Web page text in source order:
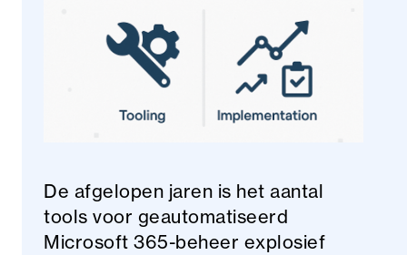
De afgelopen jaren is het aantal
tools voor geautomatiseerd
Microsoft 365-beheer explosief